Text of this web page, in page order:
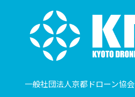
一般社団法人京都ドローン協会